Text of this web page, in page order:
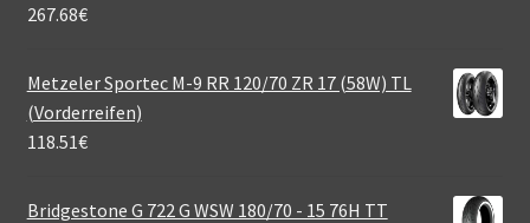
267.68€
Metzeler Sportec M-9 RR 120/70 ZR 17 (58W) TL
(Vorderreifen)
118.51€
Bridgestone G 722 G WSW 180/70 - 15 76H TT